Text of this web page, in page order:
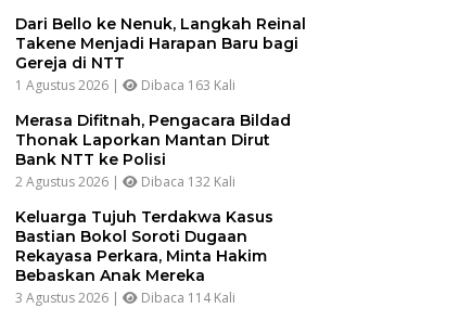
Dari Bello ke Nenuk, Langkah Reinal
Takene Menjadi Harapan Baru bagi
Gereja di NTT
1 Agustus 2026 | Dibaca 163 Kali
Merasa Difitnah, Pengacara Bildad
Thonak Laporkan Mantan Dirut
Bank NTT ke Polisi
2 Agustus 2026 | Dibaca 132 Kali
Keluarga Tujuh Terdakwa Kasus
Bastian Bokol Soroti Dugaan
Rekayasa Perkara, Minta Hakim
Bebaskan Anak Mereka
3 Agustus 2026 | Dibaca 114 Kali